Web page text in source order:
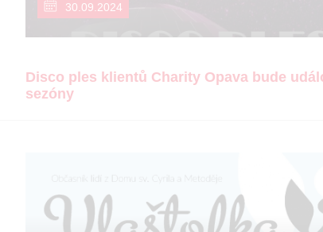
30.09.2024
Disco ples klientů Charity Opava bude
sezóny